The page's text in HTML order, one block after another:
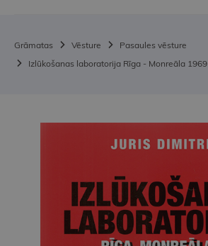
Grāmatas Vēsture
Pasaules vēsture
Izlūkošanas laboratorija Rīga - Monreāla 1969